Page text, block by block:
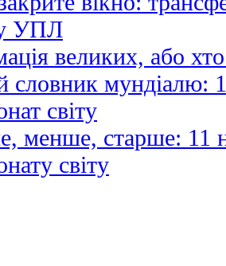
УПЛ
великих, або
словник мундіалю:
світу
менше, старше: 11
світу